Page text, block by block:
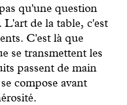
qu'une question
L'art de la table, c'est
C'est là que
se transmettent les
passent de main
compose avant